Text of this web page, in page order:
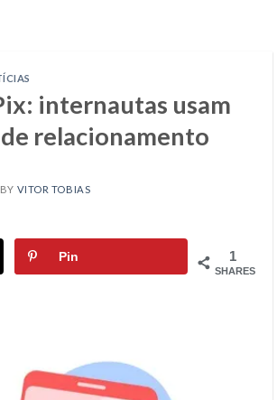
internautas usam
relacionamento
BY VITOR TOBIAS
1
SHARES
Pin